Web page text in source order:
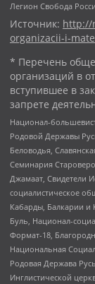
Легион Свобода
Источник: http://
organizacii-i-
* Перечень
организаций в
вступившее в
запрете
Национал-
Родовой Державы
Беловодья,
Семинария
Джамаат, Свидетели
социалистическое
Кабарды, Балкарии и
Буль, Национал-
Формат-18,
Национальная
Родовая Держава
Инглистической